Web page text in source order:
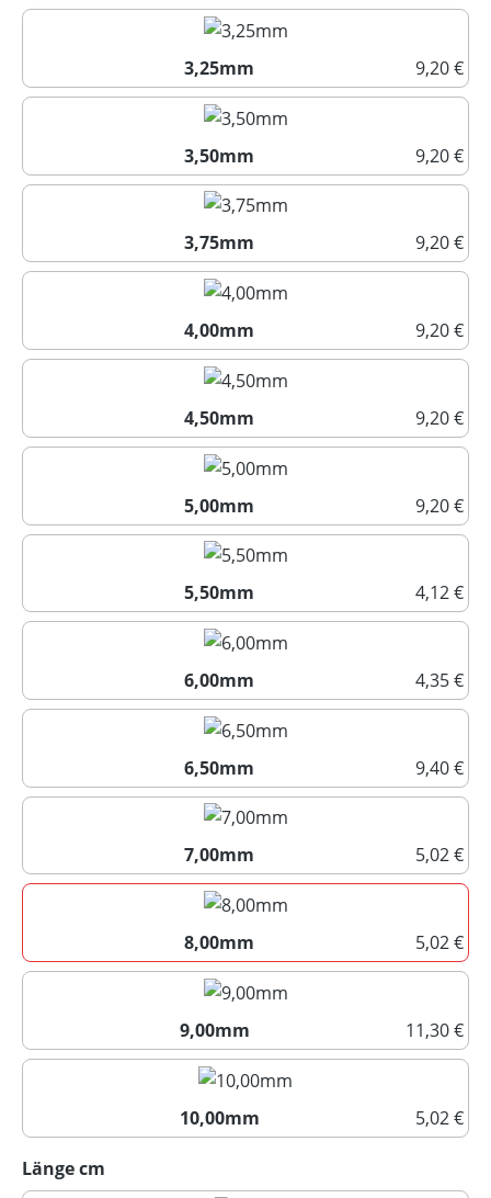
3,00mm
3,25mm
9,20 €
3,25mm
3,50mm
9,20 €
3,50mm
3,75mm
9,20 €
3,75mm
4,00mm
9,20 €
4,00mm
4,50mm
9,20 €
4,50mm
5,00mm
9,20 €
5,00mm
5,50mm
4,12 €
5,50mm
6,00mm
4,35 €
6,00mm
6,50mm
9,40 €
6,50mm
7,00mm
5,02 €
7,00mm
8,00mm
5,02 €
8,00mm
9,00mm
11,30 €
9,00mm
10,00mm
5,02 €
Länge cm